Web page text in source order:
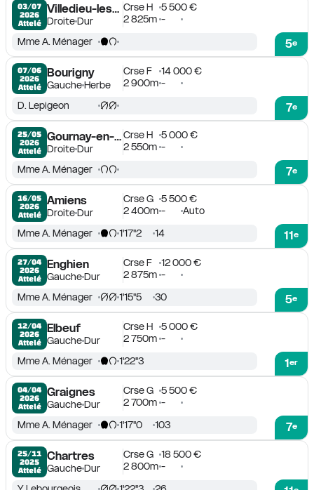
03/07
2026
Attelé
Villedieu-les-Poëles
DroiteDur
Crse H
5 500 €
2 825m -
5e
Mme A. Ménager
07/06
2026
Attelé
Bourigny
GaucheHerbe
Crse F
14 000 €
2 900m -
7e
D. Lepigeon
25/05
2026
Attelé
Gournay-en-Bray
DroiteDur
Crse H
5 000 €
2 550m -
7e
Mme A. Ménager
16/05
2026
Attelé
Amiens
DroiteDur
Crse G
5 500 €
2 400m - Auto
11e
Mme A. Ménager 1'17''2 14
27/04
2026
Attelé
Enghien
GaucheDur
Crse F
12 000 €
2 875m -
5e
Mme A. Ménager 1'15''5 30
12/04
2026
Attelé
Elbeuf
GaucheDur
Crse H
5 000 €
2 750m -
1er
Mme A. Ménager 1'22''3
04/04
2026
Attelé
Graignes
GaucheDur
Crse G
5 500 €
2 700m -
7e
Mme A. Ménager 1'17''0 103
25/11
2025
Attelé
Chartres
GaucheDur
Crse G
18 500 €
2 800m -